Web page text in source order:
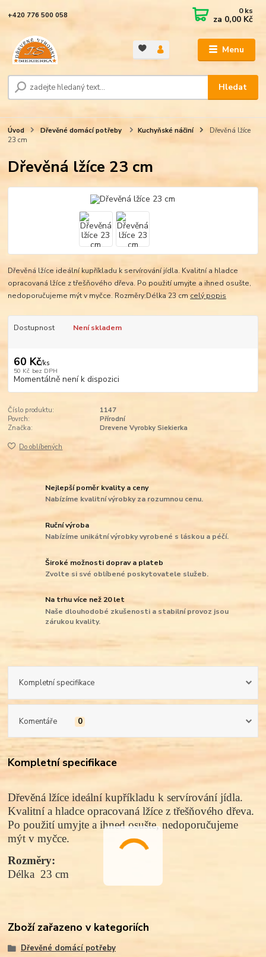
Menu
Hledat
+420 776 500 058 0ks
za 0,00 Kč
Úvod Dřevěné domácí potřeby Kuchyňské náčiní
Dřevěná lžíce
23 cm
Dřevěná lžíce 23 cm
Dřevěná lžíce ideální kupříkladu k servírování jídla. Kvalitní a hladce
opracovaná lžíce z třešňového dřeva. Po použití umyjte a ihned osušte,
nedoporučujeme mýt v myčce. Rozměry:Délka 23 cm celý popis
Dostupnost Není skladem
60 Kč/ks
50 Kč bez DPH
Momentálně není k dispozici
Číslo produktu:
1147
Povrch:
Přírodní
Značka:
Drevene Vyrobky Siekierka
Do oblíbených
Nejlepší poměr kvality a ceny
Nabízíme kvalitní výrobky za rozumnou cenu.
Ruční výroba
Nabízíme unikátní výrobky vyrobené s láskou a péčí.
Široké možnosti doprav a plateb
Zvolte si své oblíbené poskytovatele služeb.
Na trhu více než 20 let
Naše dlouhodobé zkušenosti a stabilní provoz jsou
zárukou kvality.
Kompletní specifikace
Komentáře 0
Kompletní specifikace
Dřevěná lžíce ideální kupříkladu k servírování jídla.
Kvalitní a hladce opracovaná lžíce z třešňového dřeva.
Po použití umyjte a ihned osušte, nedoporučujeme
mýt v myčce.
Rozměry:
Délka  23 cm
Zboží zařazeno v kategoriích
Dřevěné domácí potřeby